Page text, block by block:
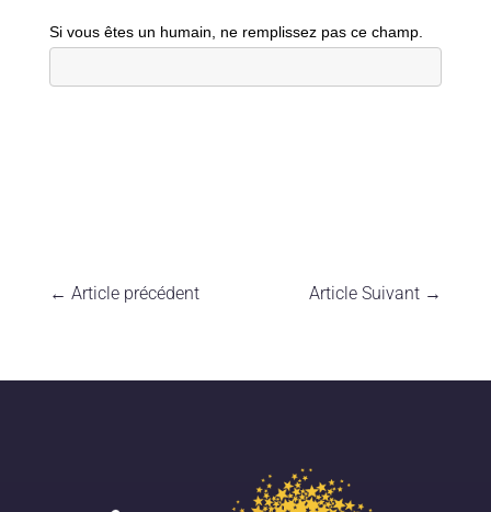
Si vous êtes un humain, ne remplissez pas ce champ.
← Article précédent Article Suivant →